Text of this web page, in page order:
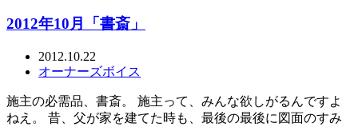
2012年10月「書斎」
2012.10.22
オーナーズボイス
施主の必需品、書斎。 施主って、みんな欲しがるんですよ
ねえ。 昔、父が家を建てた時も、最後の最後に図面のすみ